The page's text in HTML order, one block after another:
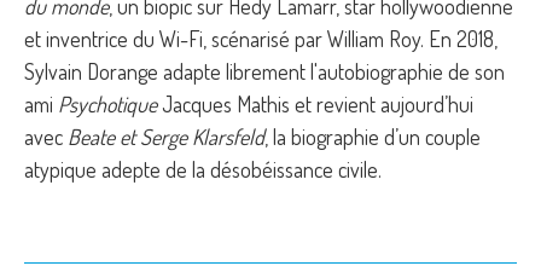
du monde, un biopic sur Hedy Lamarr, star hollywoodienne
et inventrice du Wi-Fi, scénarisé par William Roy. En 2018,
Sylvain Dorange adapte librement l'autobiographie de son
ami PsychotiqueJacques Mathis et revient aujourd’hui
avec Beate et Serge Klarsfeld, la biographie d’un couple
atypique adepte de la désobéissance civile.